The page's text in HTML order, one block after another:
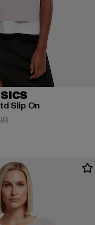
Slip On
EUR
Aktionspreis: 29,99 EUR